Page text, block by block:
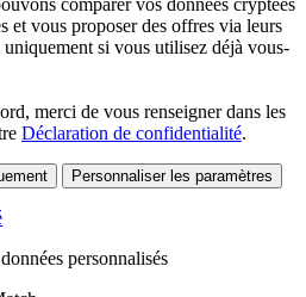
comparer vos données cryptées
et vous proposer des offres via leurs
si vous utilisez déjà vous-
merci de vous renseigner dans les
Déclaration de confidentialité.
Personnaliser les paramètres
personnalisés